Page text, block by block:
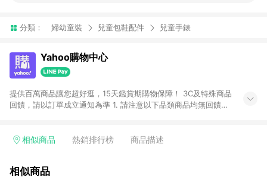
分類： 婦幼童裝 兒童包鞋配件 兒童手錶
Yahoo購物中心
提供百萬商品讓您超好逛，15天鑑賞期購物保障！ 3C及特殊商品
回饋，請以訂單成立通知為準 1. 請注意以下品類商品均無回饋：
電玩/遊戲/相機/單眼/鏡頭/拍立得 [2024/6/1起適用] -內接硬
的購回饋活動享Yahoo超贈點回饋者 - 購物中心商店之商品：商
相似商品 熱銷排行榜 商品描述
相似商品